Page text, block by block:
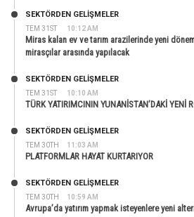
TEM 31ST 10:12 AM
SEKTÖRDEN GELIŞMELER
Miras kalan ev ve tarım arazilerinde yeni
mirasçılar arasında yapılacak
TEM 31ST 10:10 AM
SEKTÖRDEN GELIŞMELER
TÜRK YATIRIMCININ YUNANİSTAN’DAKİ YENİ
TEM 30TH 11:03 AM
SEKTÖRDEN GELIŞMELER
PLATFORMLAR HAYAT KURTARIYOR
TEM 30TH 10:59 AM
SEKTÖRDEN GELIŞMELER
Avrupa’da yatırım yapmak isteyenlere yeni